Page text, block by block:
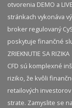
otvorenia DEMO a
stránkach vykonáva
broker regulovaný
poskytuje finančné
ZRIEKNUTIE SA RIZIKA
CFD sú komplexné
riziko, že kvôli
retailových
strate. Zamyslite se